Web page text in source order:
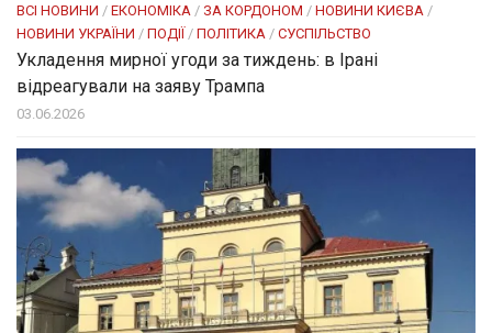
ВСІ НОВИНИ / ЕКОНОМІКА / ЗА КОРДОНОМ / НОВИНИ КИЄВА /
НОВИНИ УКРАЇНИ / ПОДІЇ / ПОЛІТИКА / СУСПІЛЬСТВО
Укладення мирної угоди за тиждень: в Ірані
відреагували на заяву Трампа
03.06.2026